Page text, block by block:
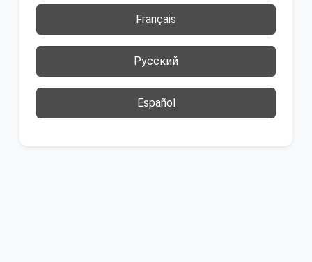
Français
Русский
Español